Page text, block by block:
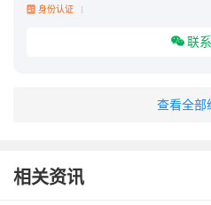
身份认证
联
查看全部
相关资讯